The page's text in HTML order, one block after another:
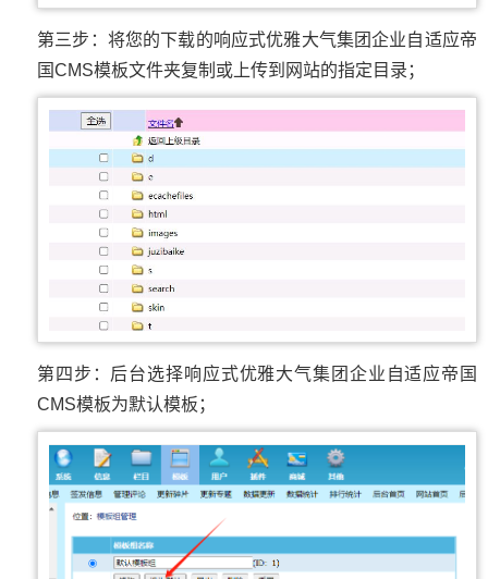
第三步：将您的下载的响应式优雅大气集团企业自适应帝
国CMS模板文件夹复制或上传到网站的指定目录；
第四步：后台选择响应式优雅大气集团企业自适应帝国
CMS模板为默认模板；